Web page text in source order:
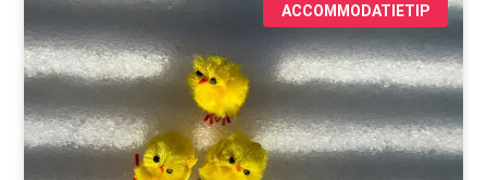
ACCOMMODATIETIP